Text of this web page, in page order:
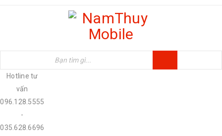
Hotline tư
vấn
096.128.5555
-
035.628.6696